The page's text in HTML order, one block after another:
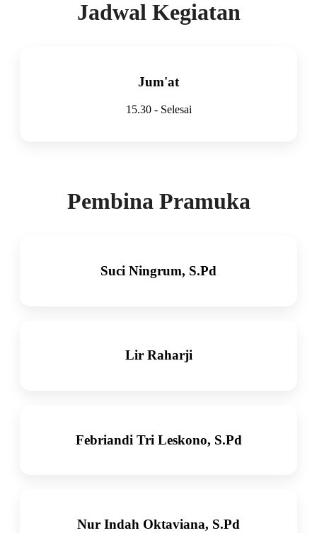
Jadwal Kegiatan
Jum'at
15.30 - Selesai
Pembina Pramuka
Suci Ningrum, S.Pd
Lir Raharji
Febriandi Tri Leskono, S.Pd
Nur Indah Oktaviana, S.Pd